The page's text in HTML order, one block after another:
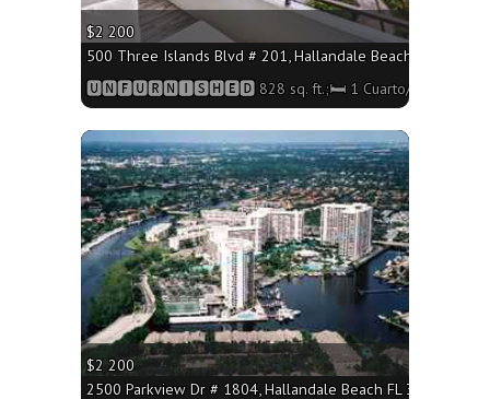
$2 200
500 Three Islands Blvd # 201, Hallandale Beach FL
🆄🅽🅵🆄🆁🅽🅸🆂🅷🅴🅳 828 sq. ft.;🛏 1 Cuarto/🛁2 Baños
$2 200
2500 Parkview Dr # 1804, Hallandale Beach FL 33009 -
More